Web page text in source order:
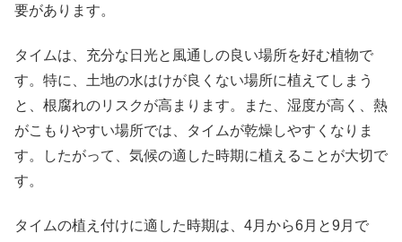
要があります。
タイムは、充分な日光と風通しの良い場所を好む植物で
す。特に、土地の水はけが良くない場所に植えてしまう
と、根腐れのリスクが高まります。また、湿度が高く、熱
がこもりやすい場所では、タイムが乾燥しやすくなりま
す。したがって、気候の適した時期に植えることが大切で
す。
タイムの植え付けに適した時期は、4月から6月と9月で